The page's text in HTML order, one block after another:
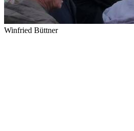
Winfried Büttner